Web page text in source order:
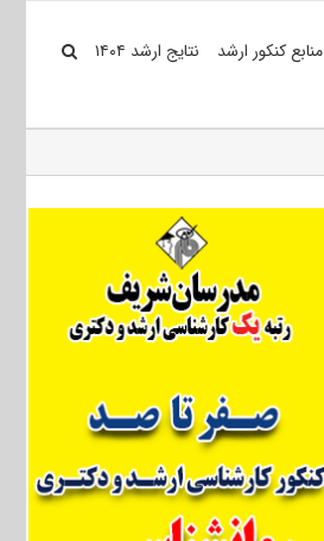
منابع کنکور ارشد نتایج ارشد ۱۴۰۴